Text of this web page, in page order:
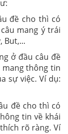
đề cho thì có
mang ý trái
But,...
ở đầu câu đề
thông tin
sự việc. Ví dụ:
đề cho thì có
tin về khái
rõ ràng. Ví